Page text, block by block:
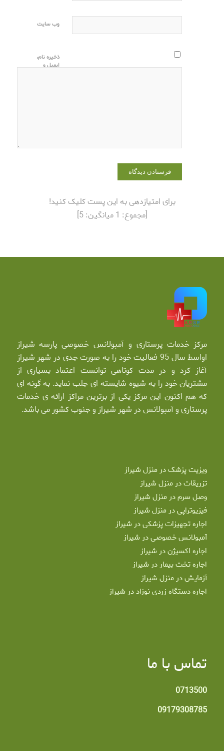
وب‌ سایت
ذخیره نام،
ایمیل و
برای امتیازدهی به این پست کلیک کنید!
[مجموع: 1میانگین:5
]
مرکز خدمات پرستاری و آمبولانس خصوصی پارسه شیراز
اواسط سال 95 فعالیت خود را به صورت جدی در شهر شیراز
آغاز کرد و در مدت کوتاهی توانست اعتماد بسیاری از
مشتریان خود را به شیوه شایسته ای جلب نماید. به گونه ای
که هم اکنون این مرکز یکی از برترین مراکز ارائه ی خدمات
پرستاری و آمبولانس در شهر شیراز و جنوب کشور می باشد.
ویزیت پزشک در منزل شیراز
تزریقات در منزل شیراز
وصل سرم در منزل شیراز
فیزیوتراپی در منزل شیراز
اجاره تجهیزات پزشکی در شیراز
آمبولانس خصوصی در شیراز
اجاره اکسیژن در شیراز
اجاره تخت بیمار در شیراز
آزمایش در منزل شیراز
اجاره دستگاه زردی نوزاد در شیراز
تماس با ما
0713500
09179308785